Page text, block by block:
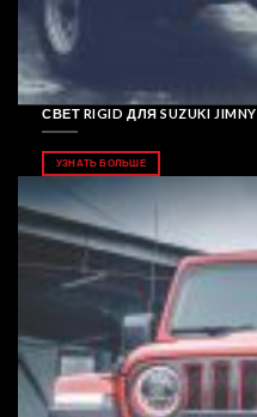
СВЕТ RIGID ДЛЯ SUZUKI JIMNY
УЗНАТЬ БОЛЬШЕ